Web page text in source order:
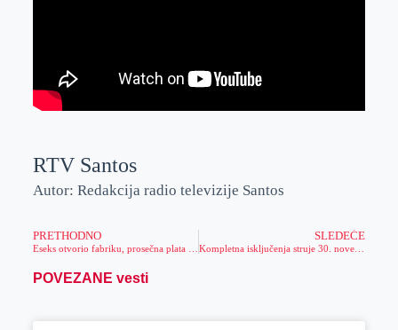
RTV Santos
Autor: Redakcija radio televizije Santos
PRETHODNO SLEDEĆE
POVEZANE vesti